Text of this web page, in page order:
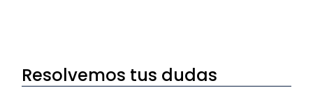
Resolvemos tus dudas